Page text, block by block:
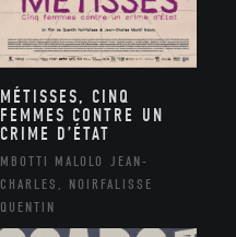
MÉTISSES, CINQ
FEMMES CONTRE UN
CRIME D’ÉTAT
MBOTTI MALOLO JEAN-
CHARLES, NOIRFALISSE
QUENTIN